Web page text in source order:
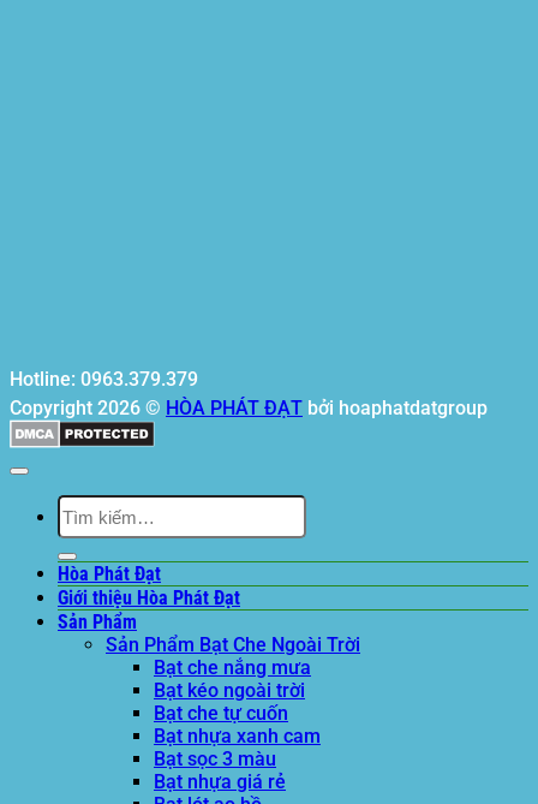
Hotline: 0963.379.379
Copyright 2026 © HÒA PHÁT ĐẠT bởi hoaphatdatgroup
Tìm
kiếm:
Hòa Phát Đạt
Giới thiệu Hòa Phát Đạt
Sản Phẩm
Sản Phẩm Bạt Che Ngoài Trời
Bạt che nắng mưa
Bạt kéo ngoài trời
Bạt che tự cuốn
Bạt nhựa xanh cam
Bạt sọc 3 màu
Bạt nhựa giá rẻ